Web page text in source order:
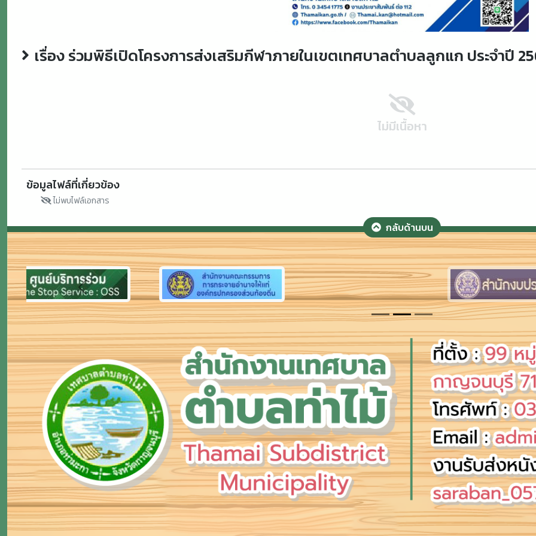
เรื่อง ร่วมพิธีเปิดโครงการส่งเสริมกีฬาภายในเขตเทศบาลตำบลลูกแก ประจำปี
ไม่มีเนื้อหา
ข้อมูลไฟล์ที่เกี่ยวข้อง
ไม่พบไฟล์เอกสาร
กลับด้านบน
Previous